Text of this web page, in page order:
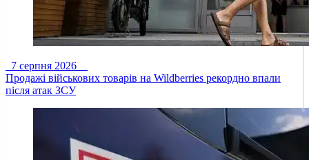
7 серпня 2026
Продажі військових товарів на Wildberries рекордно впали
після атак ЗСУ